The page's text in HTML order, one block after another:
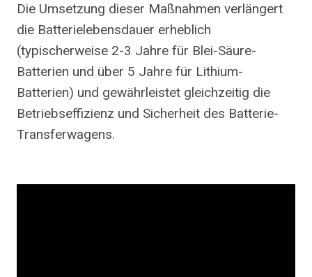
Die Umsetzung dieser Maßnahmen verlängert
die Batterielebensdauer erheblich
(typischerweise 2-3 Jahre für Blei-Säure-
Batterien und über 5 Jahre für Lithium-
Batterien) und gewährleistet gleichzeitig die
Betriebseffizienz und Sicherheit des Batterie-
Transferwagens.